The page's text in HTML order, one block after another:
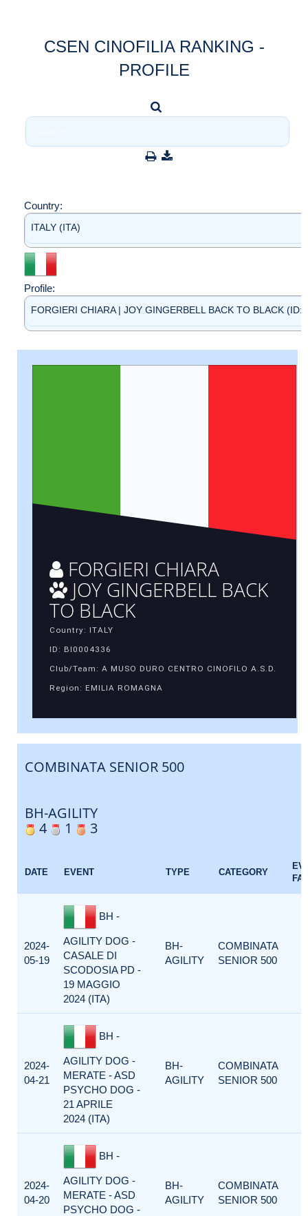
CSEN CINOFILIA RANKING -
PROFILE
Country:
ITALY (ITA)
Profile:
FORGIERI CHIARA | JOY GINGERBELL BACK TO BLACK (ID:
FORGIERI CHIARA
JOY GINGERBELL BACK
TO BLACK
Country: ITALY
ID: BI0004336
Club/Team: A MUSO DURO CENTRO CINOFILO A.S.D.
Region: EMILIA ROMAGNA
COMBINATA SENIOR 500
BH-AGILITY
4
1 3
DATE EVENT TYPE CATEGORY
2024-
05-19
BH -
AGILITY DOG -
CASALE DI
SCODOSIA PD -
19 MAGGIO
2024 (ITA)
BH-
AGILITY
COMBINATA
SENIOR 500
2024-
04-21
BH -
AGILITY DOG -
MERATE - ASD
PSYCHO DOG -
21 APRILE
2024 (ITA)
BH-
AGILITY
COMBINATA
SENIOR 500
2024-
04-20
BH -
AGILITY DOG -
MERATE - ASD
PSYCHO DOG -
BH-
AGILITY
COMBINATA
SENIOR 500